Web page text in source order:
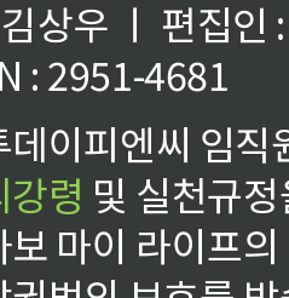
상우 ㅣ 편집인
: 2951-4681
데이피엔씨 임
령 및 실천규
보 마이 라이프